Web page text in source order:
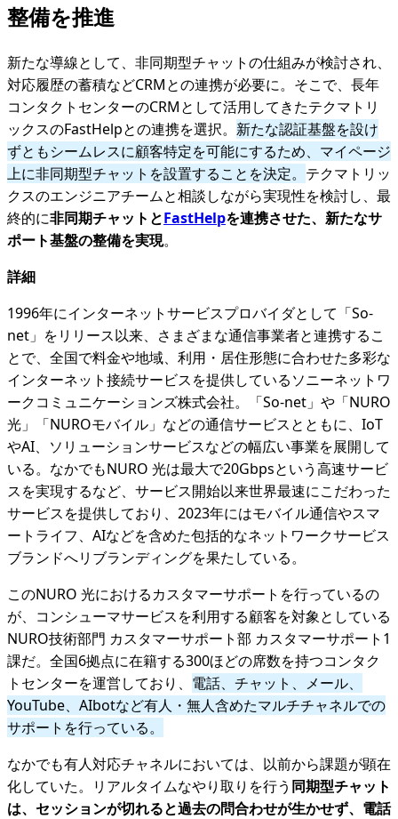
整備を推進
新たな導線として、非同期型チャットの仕組みが検討され、
対応履歴の蓄積などCRMとの連携が必要に。そこで、長年
コンタクトセンターのCRMとして活用してきたテクマトリ
ックスのFastHelpとの連携を選択。 新たな認証基盤を設け
ずともシームレスに顧客特定を可能にするため、マイページ
上に非同期型チャットを設置することを決定。 テクマトリッ
クスのエンジニアチームと相談しながら実現性を検討し、最
終的に非同期チャットとFastHelpを連携させた、新たなサ
ポート基盤の整備を実現。
詳細
1996年にインターネットサービスプロバイダとして「So-
net」をリリース以来、さまざまな通信事業者と連携するこ
とで、全国で料金や地域、利用・居住形態に合わせた多彩な
インターネット接続サービスを提供しているソニーネットワ
ークコミュニケーションズ株式会社。「So-net」や「NURO
光」「NUROモバイル」などの通信サービスとともに、IoT
やAI、ソリューションサービスなどの幅広い事業を展開して
いる。なかでもNURO 光は最大で20Gbpsという高速サービ
スを実現するなど、サービス開始以来世界最速にこだわった
サービスを提供しており、2023年にはモバイル通信やスマ
ートライフ、AIなどを含めた包括的なネットワークサービス
ブランドへリブランディングを果たしている。
このNURO 光におけるカスタマーサポートを行っているの
が、コンシューマサービスを利用する顧客を対象としている
NURO技術部門 カスタマーサポート部 カスタマーサポート1
課だ。全国6拠点に在籍する300ほどの席数を持つコンタク
トセンターを運営しており、 電話、チャット、メール、
YouTube、AIbotなど有人・無人含めたマルチチャネルでの
サポートを行っている。
なかでも有人対応チャネルにおいては、以前から課題が顕在
化していた。リアルタイムなやり取りを行う 同期型チャット
は、セッションが切れると過去の問合わせが生かせず、電話